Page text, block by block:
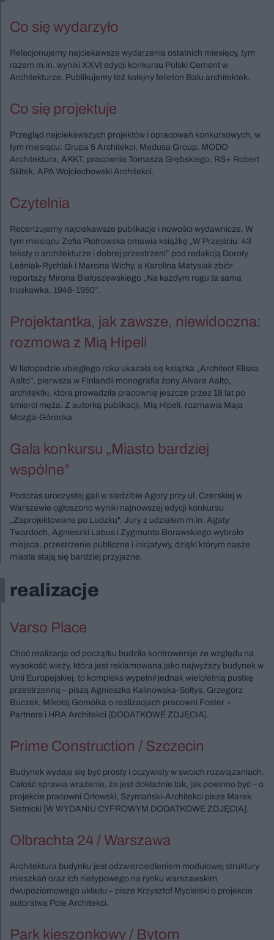
Co się wydarzyło
Relacjonujemy najciekawsze wydarzenia ostatnich miesięcy, tym
razem m.in. wyniki XXVI edycji konkursu Polski Cement w
Architekturze. Publikujemy też kolejny felieton Balu architektek.
Co się projektuje
Przegląd najciekawszych projektów i opracowań konkursowych, w
tym miesiącu: Grupa 5 Architekci, Medusa Group, MODO
Architektura, AKKT, pracownia Tomasza Grębskiego, RS+ Robert
Skitek, APA Wojciechowski Architekci.
Czytelnia
Recenzujemy najciekawsze publikacje i nowości wydawnicze. W
tym miesiącu Zofia Piotrowska omawia książkę „W Przejściu. 43
teksty o architekturze i dobrej przestrzeni” pod redakcją Doroty
Leśniak-Rychlak i Marcina Wichy, a Karolina Matysiak zbiór
reportaży Mirona Białoszewskiego „Na każdym rogu ta sama
truskawka. 1946-1950”.
Projektantka, jak zawsze, niewidoczna:
rozmowa z Mią Hipeli
W listopadzie ubiegłego roku ukazała się książka „Architect Elissa
Aalto”, pierwsza w Finlandii monografia żony Alvara Aalto,
architektki, która prowadziła pracownię jeszcze przez 18 lat po
śmierci męża. Z autorką publikacji, Mią Hipeli, rozmawia Maja
Mozga-Górecka.
Gala konkursu „Miasto bardziej
wspólne”
Podczas uroczystej gali w siedzibie Agory przy ul. Czerskiej w
Warszawie ogłoszono wyniki najnowszej edycji konkursu
„Zaprojektowane po Ludzku". Jury z udziałem m.in. Agaty
Twardoch, Agnieszki Labus i Zygmunta Borawskiego wybrało
miejsca, przestrzenie publiczne i inicjatywy, dzięki którym nasze
miasta stają się bardziej przyjazne.
realizacje
Varso Place
Choć realizacja od początku budziła kontrowersje ze względu na
wysokość wieży, która jest reklamowana jako najwyższy budynek w
Unii Europejskiej, to kompleks wypełnił jednak wieloletnią pustkę
przestrzenną – piszą Agnieszka Kalinowska-Sołtys, Grzegorz
Buczek, Mikołaj Gomółka o realizacjach pracowni Foster +
Partners i HRA Architekci [DODATKOWE ZDJĘCIA].
Prime Construction / Szczecin
Budynek wydaje się być prosty i oczywisty w swoich rozwiązaniach.
Całość sprawia wrażenie, że jest dokładnie tak, jak powinno być – o
projekcie pracowni Orłowski, Szymański-Architekci pisze Marek
Sietnicki [W WYDANIU CYFROWYM DODATKOWE ZDJĘCIA].
Olbrachta 24 / Warszawa
Architektura budynku jest odzwierciedleniem modułowej struktury
mieszkań oraz ich nietypowego na rynku warszawskim
dwupoziomowego układu – pisze Krzysztof Mycielski o projekcie
autorstwa Pole Architekci.
Park kieszonkowy / Bytom